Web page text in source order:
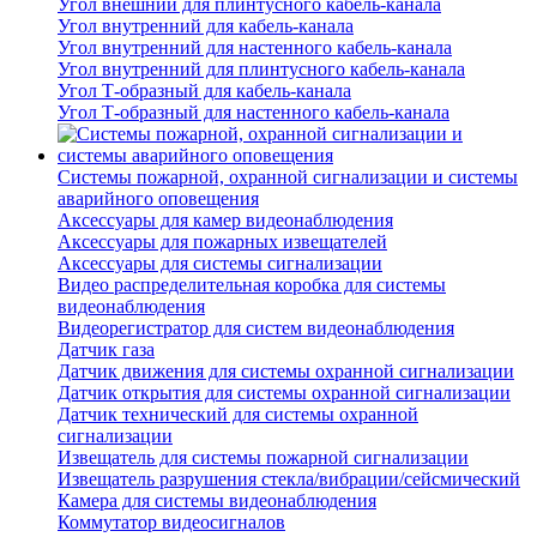
Угол внешний для плинтусного кабель-канала
Угол внутренний для кабель-канала
Угол внутренний для настенного кабель-канала
Угол внутренний для плинтусного кабель-канала
Угол Т-образный для кабель-канала
Угол Т-образный для настенного кабель-канала
Системы пожарной, охранной сигнализации и системы
аварийного оповещения
Аксессуары для камер видеонаблюдения
Аксессуары для пожарных извещателей
Аксессуары для системы сигнализации
Видео распределительная коробка для системы
видеонаблюдения
Видеорегистратор для систем видеонаблюдения
Датчик газа
Датчик движения для системы охранной сигнализации
Датчик открытия для системы охранной сигнализации
Датчик технический для системы охранной
сигнализации
Извещатель для системы пожарной сигнализации
Извещатель разрушения стекла/вибрации/сейсмический
Камера для системы видеонаблюдения
Коммутатор видеосигналов